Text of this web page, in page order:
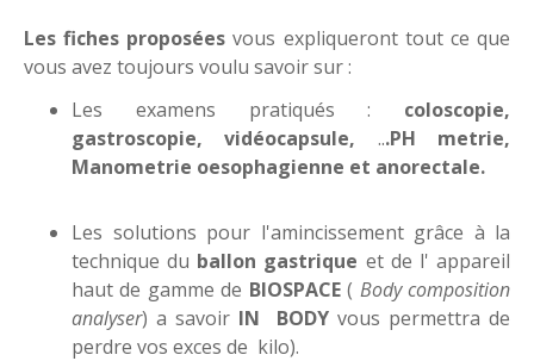
Les fiches proposéesvous expliqueront tout ce que
vous avez toujours voulu savoir sur :
Les examens pratiqués : coloscopie,
gastroscopie, vidéocapsule, ...PH metrie,
Manometrie oesophagienne et anorectale.
Les solutions pour l'amincissement grâce à la
technique du ballon gastrique et de l' appareil
haut de gamme de BIOSPACE( Body composition
analyser) a savoir IN BODY vous permettra de
perdre vos exces de kilo).